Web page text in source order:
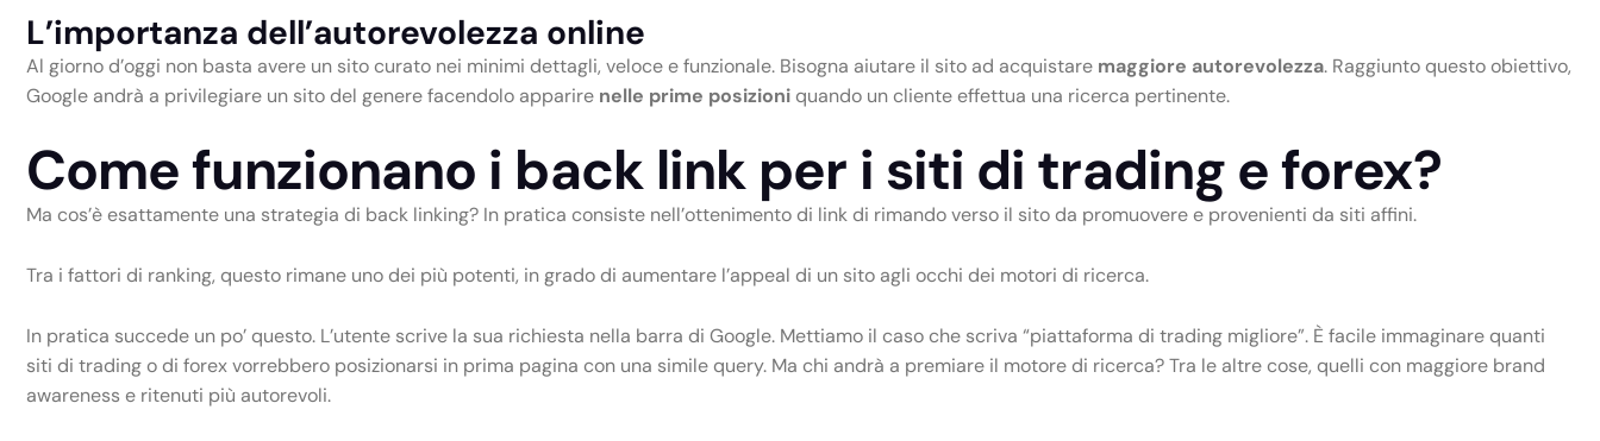
L’importanza dell’autorevolezza online
Al giorno d’oggi non basta avere un sito curato nei minimi dettagli, veloce e funzionale. Bisogna aiutare il sito ad acquistare maggiore autorevolezza. Raggiunto questo obiettivo,
Google andrà a privilegiare un sito del genere facendolo apparire nelle prime posizioni quando un cliente effettua una ricerca pertinente.
Come funzionano i back link per i siti di trading e forex?
Ma cos’è esattamente una strategia di back linking? In pratica consiste nell’ottenimento di link di rimando verso il sito da promuovere e provenienti da siti affini.
Tra i fattori di ranking, questo rimane uno dei più potenti, in grado di aumentare l’appeal di un sito agli occhi dei motori di ricerca.
In pratica succede un po’ questo. L’utente scrive la sua richiesta nella barra di Google. Mettiamo il caso che scriva “piattaforma di trading migliore”. È facile immaginare quanti
siti di trading o di forex vorrebbero posizionarsi in prima pagina con una simile query. Ma chi andrà a premiare il motore di ricerca? Tra le altre cose, quelli con maggiore brand
awareness e ritenuti più autorevoli.